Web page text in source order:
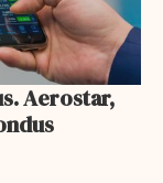
Aerostar,